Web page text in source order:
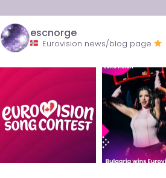
escnorge
Eurovision news/blog page